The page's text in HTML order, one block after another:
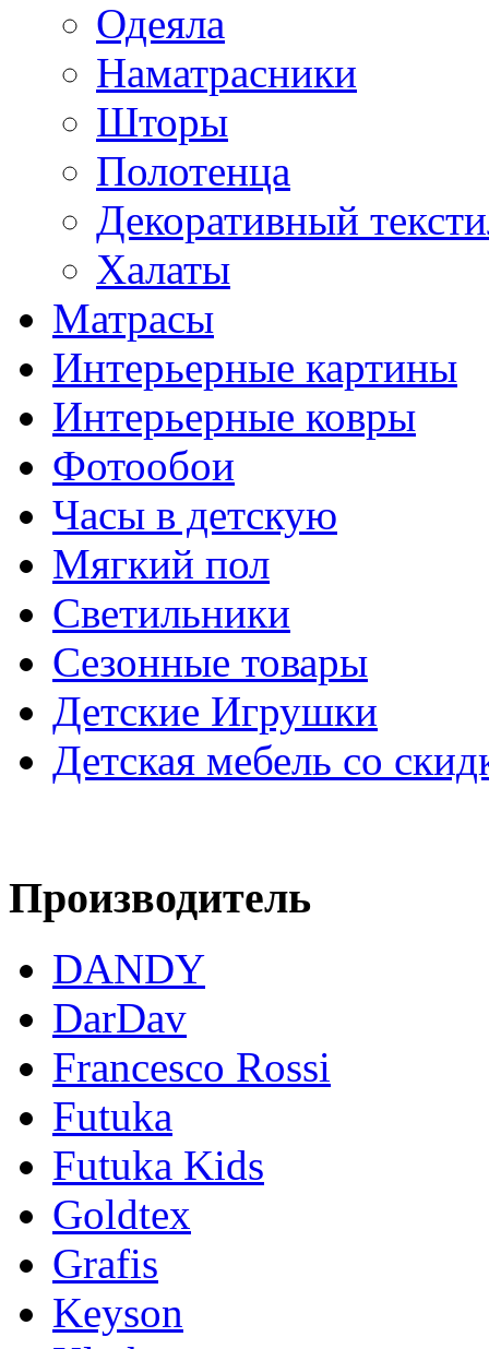
Одеяла
Наматрасники
Шторы
Полотенца
Декоративный
Халаты
Матрасы
Интерьерные картины
Интерьерные ковры
Фотообои
Часы в детскую
Мягкий пол
Светильники
Сезонные товары
Детские Игрушки
Детская мебель со
Производитель
DANDY
DarDav
Francesco Rossi
Futuka
Futuka Kids
Goldtex
Grafis
Keyson